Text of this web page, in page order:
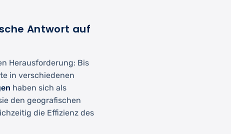
Antwort auf
Herausforderung: Bis
in verschiedenen
haben sich als
den geografischen
die Effizienz des